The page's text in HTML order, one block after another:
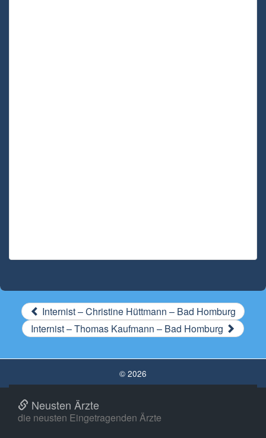
Internist – Christine Hüttmann – Bad Homburg
Internist – Thomas Kaufmann – Bad Homburg
© 2026
Neusten Ärzte
die neusten Eingetragenden Ärzte